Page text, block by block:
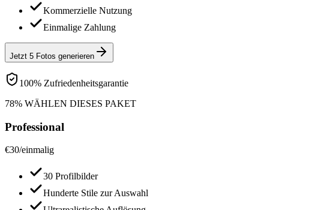
Kommerzielle Nutzung
Einmalige Zahlung
Jetzt 5 Fotos generieren
100% Zufriedenheitsgarantie
78% WÄHLEN DIESES PAKET
Professional
€30/einmalig
30 Profilbilder
Hunderte Stile zur Auswahl